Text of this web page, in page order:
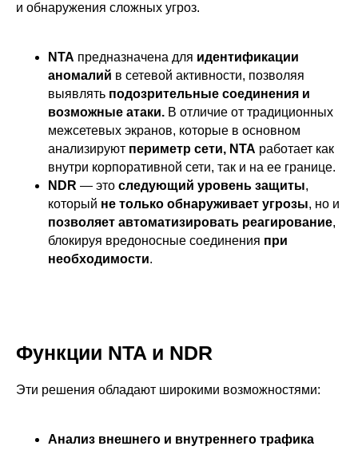
и обнаружения сложных угроз.
NTA предназначена для идентификации
аномалий в сетевой активности, позволяя
выявлять подозрительные соединения и
возможные атаки. В отличие от традиционных
межсетевых экранов, которые в основном
анализируют периметр сети, NTA работает как
внутри корпоративной сети, так и на ее границе.
NDR — это следующий уровень защиты,
который не только обнаруживает угрозы, но и
позволяет автоматизировать реагирование,
блокируя вредоносные соединения при
необходимости.
Функции NTA и NDR
Эти решения обладают широкими возможностями:
Анализ внешнего и внутреннего трафика